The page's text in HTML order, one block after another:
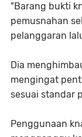
"Barang bukti
pemusnahan
pelanggaran
Dia
mengingat
sesuai standar
Penggunaan